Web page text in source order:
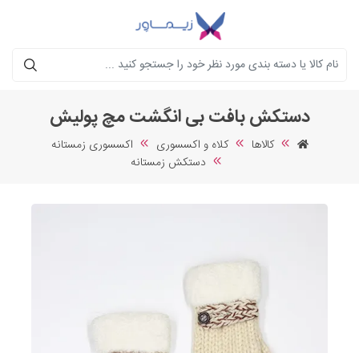
جستجو
دستکش بافت بی انگشت مچ پولیش
کالاها کلاه و اکسسوری
اکسسوری زمستانه
دستکش زمستانه